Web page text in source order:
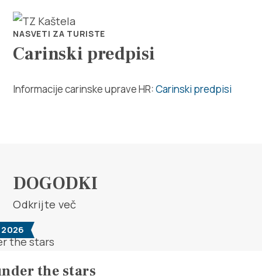
Info
Multimedija
Safe in Dalmatia
NASVETI ZA TURISTE
Carinski predpisi
Informacije carinske uprave HR:Carinski predpisi
DOGODKI
Odkrijte več
the stars